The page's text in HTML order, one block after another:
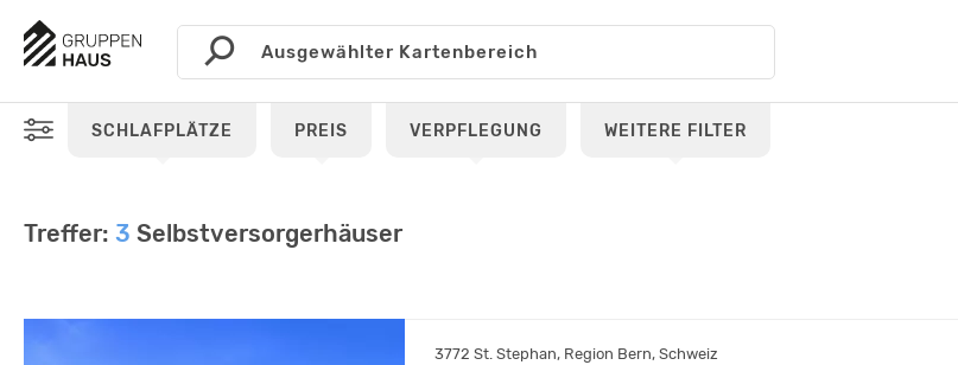
SCHLAFPLÄTZE PREIS VERPFLEGUNG WEITERE FILTER
Treffer: 3 Selbstversorgerhäuser
3772 St. Stephan, Region Bern, Schweiz